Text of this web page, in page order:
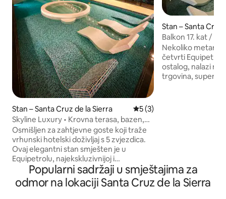
Stan – Santa Cruz de la Sierra Prosječna ocjena: 5/5,
5 (3)
Skyline Luxury • Krovna terasa, bazen,
bilijar i salon
Osmišljen za zahtjevne goste koji traže
vrhunski hotelski doživljaj s 5 zvjezdica.
Ovaj elegantni stan smješten je u
Equipetrolu, najekskluzivnijoj i
najsigurnijoj četvrti Santa Cruza, i nalazi
se na pretposljednjem katu. Ima dva
balkona s jedinstvenim pogledom!
Stan – Santa Cruz
Balkon 17. kat /
Teretana
Nekoliko metara
četvrti Equipetrol,
ostalog, nalazi
trgovina,
Doživite doživljaj
Popularni sadržaji u smještajima za
odmor na lokaciji Santa Cruz de la Sierra